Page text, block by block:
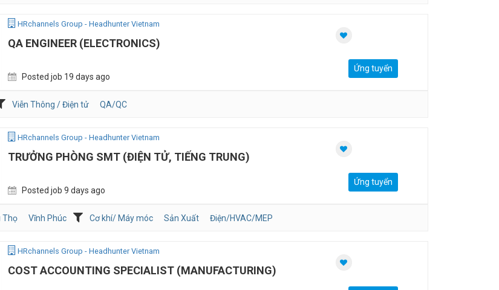
HRchannels Group - Headhunter Vietnam
QA ENGINEER (ELECTRONICS)
Posted job 19 days ago
Ứng tuyển
Viễn Thông / Điện tử QA/QC
HRchannels Group - Headhunter Vietnam
TRƯỞNG PHÒNG SMT (ĐIỆN TỬ, TIẾNG TRUNG)
Posted job 9 days ago
Ứng tuyển
Thọ Vĩnh Phúc Cơ khí/ Máy móc Sản Xuất Điện/HVAC/MEP
HRchannels Group - Headhunter Vietnam
COST ACCOUNTING SPECIALIST (MANUFACTURING)